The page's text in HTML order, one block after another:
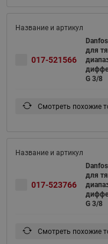
017-521566
для
G 3/8
Смотреть похожие
017-523766
для
G 3/8
Смотреть похожие